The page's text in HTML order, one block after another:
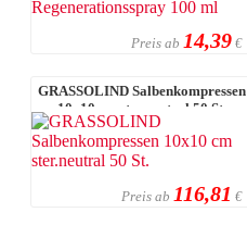
Preis ab 14,39 €
GRASSOLIND Salbenkompressen
10x10 cm ster.neutral 50 St.
Preis ab 116,81 €